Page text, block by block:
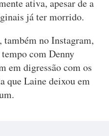
ativa, apesar de a
já ter morrido.
no Instagram,
com Denny
em digressão com os
que Laine deixou em